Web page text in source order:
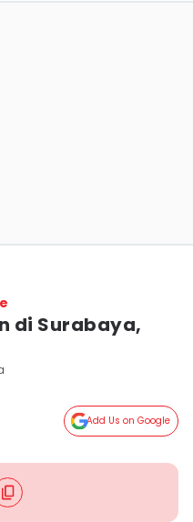
di Surabaya,
Add Us on Google